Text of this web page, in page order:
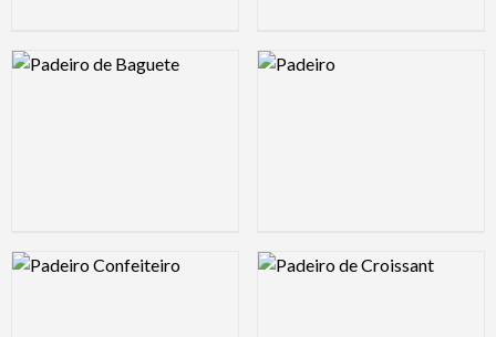
Logo Preview Image Logo Preview Image
Logo Preview Image Logo Preview Image